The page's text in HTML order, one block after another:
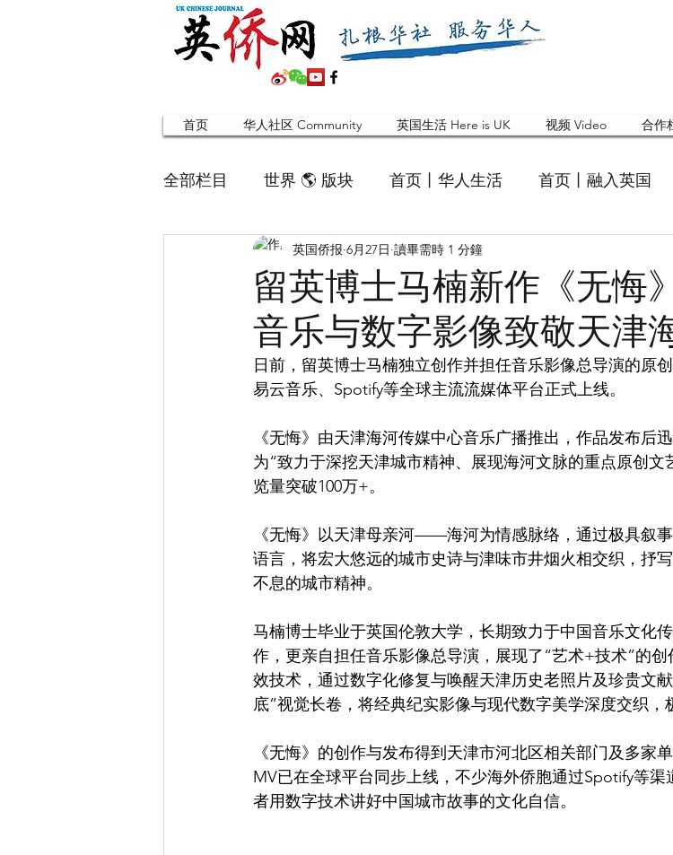
首页 华人社区 Community 英国生活 Here is UK 视频 Video 合作
全部栏目 世界 🌎 版块 首页丨华人生活 首页丨融入英国
英国脱宅指南 Time out 英国快乐肥宅指南 Cola
寻找组织 Friends 华人专题 Feature 华人人物 Chinese
合作栏目 留学生 英国白金汉大学中国校友会
留英博士马楠新作《无悔
音乐与数字影像致敬天津
英国侨报 6月27日 讀畢需時 1 分鐘
日前，留英博士马楠独立创作并担任音乐影像总导演的原
易云音乐、Spotify等全球主流流媒体平台正式上线。
《无悔》由天津海河传媒中心音乐广播推出，作品发布后
为“致力于深挖天津城市精神、展现海河文脉的重点原创文
览量突破100万+。
《无悔》以天津母亲河——海河为情感脉络，通过极具叙
语言，将宏大悠远的城市史诗与津味市井烟火相交织，抒
不息的城市精神。
马楠博士毕业于英国伦敦大学，长期致力于中国音乐文化
作，更亲自担任音乐影像总导演，展现了“艺术+技术”的
效技术，通过数字化修复与唤醒天津历史老照片及珍贵文
底”视觉长卷，将经典纪实影像与现代数字美学深度交织，
《无悔》的创作与发布得到天津市河北区相关部门及多家
MV已在全球平台同步上线，不少海外侨胞通过Spotify等
者用数字技术讲好中国城市故事的文化自信。